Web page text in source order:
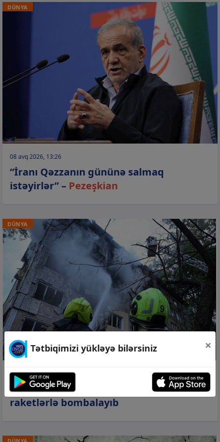
DÜNYA
08 avq 2026, 13:26
“İranı Qəzzanın gününə salmaq
istəyirlər” – Pezeşkian
DÜNYA
08 avq 2026, 09:55
Gecə Rusiya qoşunları Kiyevi ballistik
raketlərlə bombalayıb
Tətbiqimizi yükləyə bilərsiniz ×